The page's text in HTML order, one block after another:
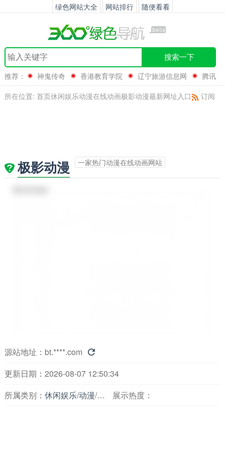
绿色网站大全 网站排行 随便看看
搜索一下
推荐： 神鬼传奇 香港教育学院 辽宁旅游信息网
腾讯
所在位置: 首页休闲娱乐动漫在线动画极影动漫最新网址入口 订阅
极影动漫 一家热门动漫在线动画网站
源站地址： bt.****.com 
更新日期：2026-08-07 12:50:34
所属类别： 休闲娱乐/动漫/在线动画展示热度：